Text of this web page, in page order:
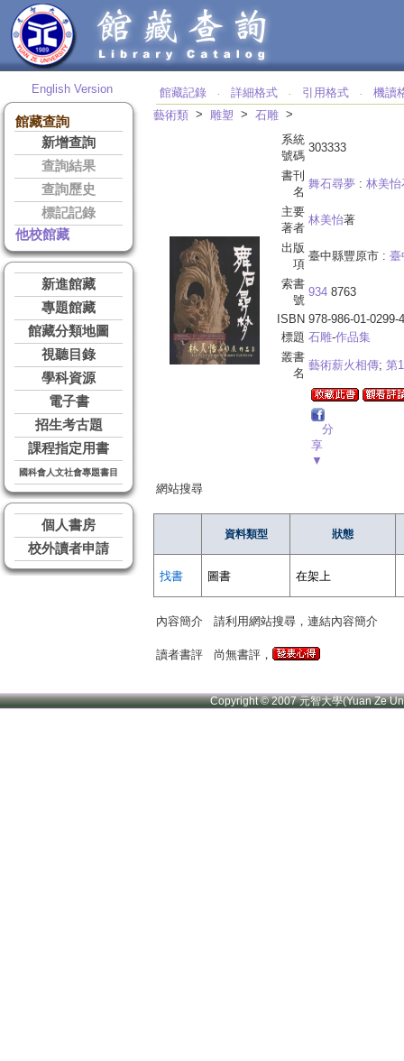
English Version
館藏查詢
新增查詢
查詢結果
查詢歷史
標記記錄
他校館藏
新進館藏
專題館藏
館藏分類地圖
視聽目錄
學科資源
電子書
招生考古題
課程指定用書
國科會人文社會專題書目
個人書房
校外讀者申請
館藏記錄 ‧ 詳細格式 ‧ 引用格式 ‧
機讀
藝術類 > 雕塑 > 石雕 >
系統
號碼
303333
書刊
名
舞石尋夢 : 林美怡
主要
著者
林美怡著
出版
項
臺中縣豐原市 : 臺
索書
號
934 8763
ISBN 978-986-01-0299-4
標題 石雕-作品集
叢書
名
藝術薪火相傳; 第
分
享
▼
網站搜尋
資料類型 狀態
找書 圖書 在架上
內容簡介 請利用網站搜尋，連結內容簡介
讀者書評 尚無書評，
Copyright © 2007 元智大學(Yuan Ze